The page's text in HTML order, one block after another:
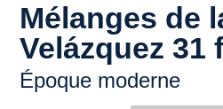
Mélanges de
Velázquez 31
Époque moderne